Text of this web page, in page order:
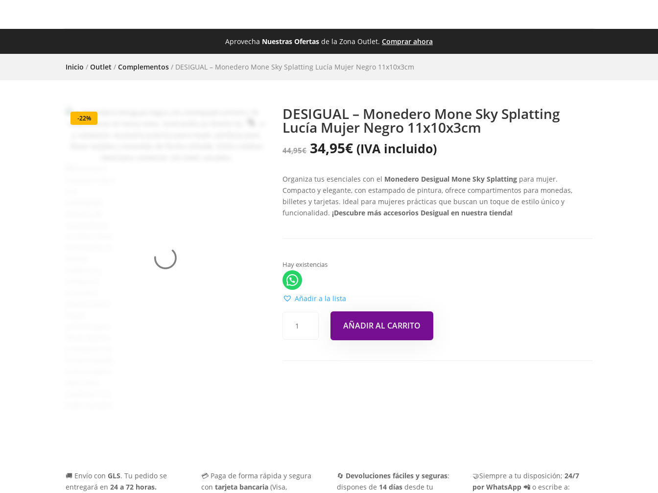
Aprovecha Nuestras Ofertas de la Zona Outlet. Comprar ahora
Inicio /Outlet /Complementos / DESIGUAL – Monedero Mone Sky Splatting Lucía Mujer Negro 11x10x3cm
-22% DESIGUAL – Monedero Mone Sky Splatting
Lucía Mujer Negro 11x10x3cm
44,95€ 34,95€ (IVA incluido)
Organiza tus esenciales con el Monedero Desigual Mone Sky Splatting para mujer.
Compacto y elegante, con estampado de pintura, ofrece compartimentos para monedas,
billetes y tarjetas. Ideal para mujeres prácticas que buscan un toque de estilo único y
funcionalidad. ¡Descubre más accesorios Desigual en nuestra tienda!
Hay existencias
Añadir a la lista
AÑADIR AL CARRITO
🚚 Envío conGLS. Tu pedido se
entregará en24 a 72 horas.
💳 Paga de forma rápida y segura
contarjeta bancaria (Visa,
🔄 Devoluciones fáciles y seguras:
dispones de 14 días desde tu
🤝Siempre a tu disposición; 24/7
por WhatsApp 📲o escribe a: